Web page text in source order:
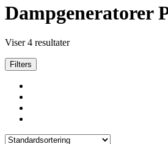
Dampgeneratorer
Viser 4 resultater
Filters